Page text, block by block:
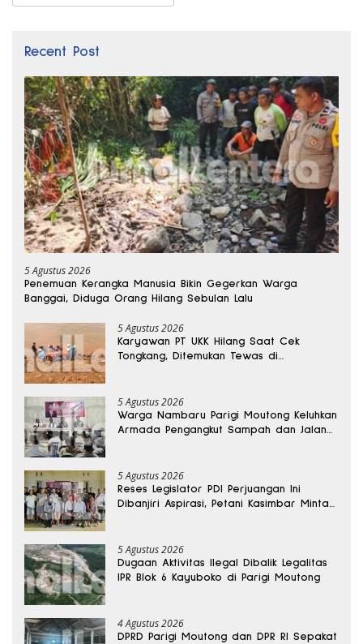
Recent Post
5 Agustus 2026
Penemuan Kerangka Manusia Bikin Gegerkan Warga
Banggai, Diduga Orang Hilang Sebulan Lalu
5 Agustus 2026
Karyawan PT UKK Hilang Saat Cek
Tongkang, Ditemukan Tewas di
5 Agustus 2026
Warga Nambaru Parigi Moutong Keluhkan
Armada Pengangkut Sampah dan Jalan
5 Agustus 2026
Reses Legislator PDI Perjuangan Ini
Dibanjiri Aspirasi, Petani Kasimbar Minta
5 Agustus 2026
Dugaan Aktivitas Ilegal Dibalik Legalitas
IPR Blok 6 Kayuboko di Parigi Moutong
4 Agustus 2026
DPRD Parigi Moutong dan DPR RI Sepakat